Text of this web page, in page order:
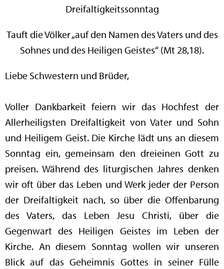
Dreifaltigkeitssonntag
Tauft die Völker „auf den Namen des Vaters und des
Sohnes und des Heiligen Geistes“ (Mt 28,18).
Liebe Schwestern und Brüder,
Voller Dankbarkeit feiern wir das Hochfest der
Allerheiligsten Dreifaltigkeit von Vater und Sohn
und Heiligem Geist. Die Kirche lädt uns an diesem
Sonntag ein, gemeinsam den dreieinen Gott zu
preisen. Während des liturgischen Jahres denken
wir oft über das Leben und Werk jeder der Person
der Dreifaltigkeit nach, so über die Offenbarung
des Vaters, das Leben Jesu Christi, über die
Gegenwart des Heiligen Geistes im Leben der
Kirche. An diesem Sonntag wollen wir unseren
Blick auf das Geheimnis Gottes in seiner Fülle